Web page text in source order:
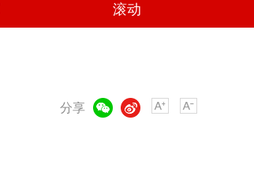
滚动
分享
微博